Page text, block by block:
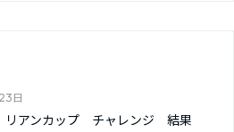
日
リアンカップ チャレンジ 結果